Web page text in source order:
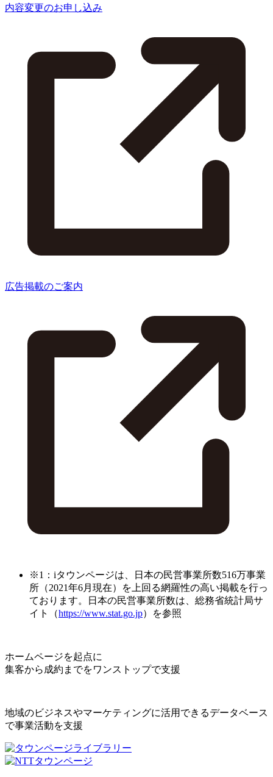
内容変更のお申し込み
広告掲載のご案内
※1：iタウンページは、日本の民営事業所数516万事業
所（2021年6月現在）を上回る網羅性の高い掲載を行っ
ております。日本の民営事業所数は、総務省統計局サ
イト（https://www.stat.go.jp）を参照
ホームページを起点に
集客から成約までをワンストップで支援
地域のビジネスやマーケティングに活用できるデータベース
で事業活動を支援